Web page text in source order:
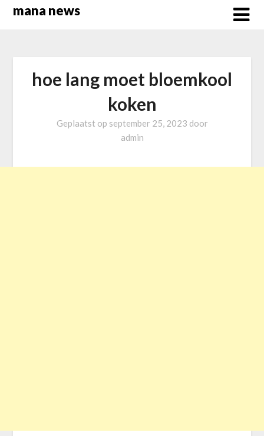
Overslaan
mana news
hoe lang moet bloemkool
koken
Geplaatst op september 25, 2023 door
admin